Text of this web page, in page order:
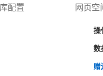
配置
网页空
操
数
赠